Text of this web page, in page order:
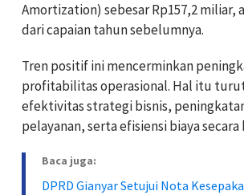
Amortization) sebesar Rp157,2 miliar,
dari capaian tahun sebelumnya.
Tren positif ini mencerminkan
profitabilitas operasional. Hal itu
efektivitas strategi bisnis,
pelayanan, serta efisiensi biaya
Baca juga:
DPRD Gianyar Setujui Nota